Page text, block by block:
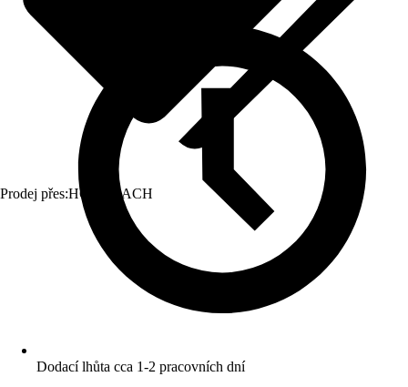
Prodej přes:HORNBACH
Dodací lhůta cca 1-2 pracovních dní